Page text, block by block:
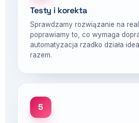
Testy i korekta
Sprawdzamy rozwiązanie na
poprawiamy to, co wymaga
automatyzacja rzadko działa
razem.
5